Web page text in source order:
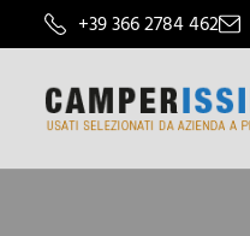
+39 366 2784 462